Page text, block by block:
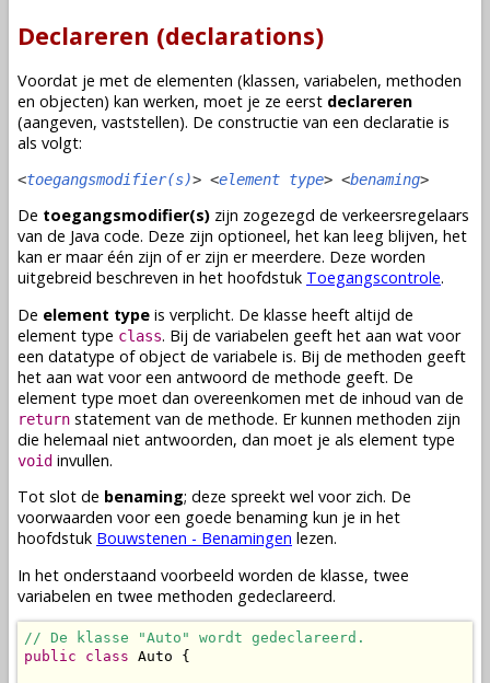
Declareren (declarations)
Voordat je met de elementen (klassen, variabelen, methoden
en objecten) kan werken, moet je ze eerst declareren
(aangeven, vaststellen). De constructie van een declaratie is
als volgt:
<toegangsmodifier(s)> <element type> <benaming>
De toegangsmodifier(s) zijn zogezegd de verkeersregelaars
van de Java code. Deze zijn optioneel, het kan leeg blijven, het
kan er maar één zijn of er zijn er meerdere. Deze worden
uitgebreid beschreven in het hoofdstuk Toegangscontrole.
De element type is verplicht. De klasse heeft altijd de
element type class. Bij de variabelen geeft het aan wat voor
een datatype ofobject de variabele is. Bij de methoden geeft
het aan wat voor een antwoord de methode geeft. De
element type moet dan overeenkomen met de inhoud van de
return statement van de methode. Er kunnen methoden zijn
die helemaal niet antwoorden, dan moet je als element type
void invullen.
Tot slot de benaming; deze spreekt wel voor zich. De
voorwaarden voor een goede benaming kun je in het
hoofdstuk Bouwstenen - Benamingen lezen.
In het onderstaand voorbeeld worden de klasse, twee
variabelen en twee methoden gedeclareerd.
// De klasse "Auto" wordt gedeclareerd.
public
class Auto {